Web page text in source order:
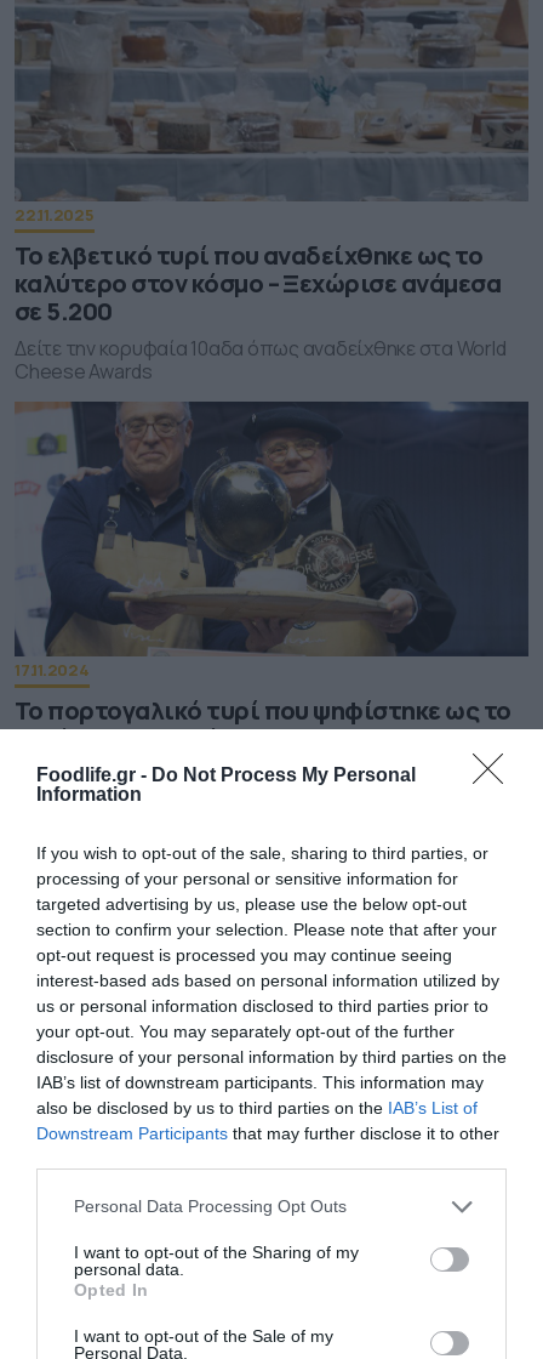
Foodlife.gr - Do Not Process My Personal
Information
If you wish to opt-out of the sale, sharing to third parties, or
processing of your personal or sensitive information for
targeted advertising by us, please use the below opt-out
section to confirm your selection. Please note that after your
opt-out request is processed you may continue seeing
interest-based ads based on personal information utilized by
us or personal information disclosed to third parties prior to
your opt-out. You may separately opt-out of the further
disclosure of your personal information by third parties on the
IAB’s list of downstream participants. This information may
also be disclosed by us to third parties on the IAB’s List of
Downstream Participants that may further disclose it to other
Please note that this website/app uses one or more Google
not limited to your visit or usage behaviour. You may click to
grant or deny consent to Google and its third-party tags to
use your data for below specified purposes in below Google
consent section.
Personal Data Processing Opt Outs
I want to opt-out of the Sharing of my
personal data.
Opted In
I want to opt-out of the Sale of my
Personal Data.
22.11.2025
Το ελβετικό τυρί που αναδείχθηκε ως το
καλύτερο στον κόσμο – Ξεχώρισε ανάμεσα
σε 5.200
Δείτε την κορυφαία 10αδα όπως αναδείχθηκε στα World
Cheese Awards
17.11.2024
Το πορτογαλικό τυρί που ψηφίστηκε ως το
καλύτερο στον κόσμο για το 2024
Συγκέντρωσε την υψηλότερη βαθμολογία στα φετινά
Παγκόσμια Βραβεία Τυριού
07.11.2024
Τα 17 ελληνικά τυριά στη λίστα με τα 50
καλύτερα στον κόσμο
Ποια ξεχωρίζει το Taste Atlas